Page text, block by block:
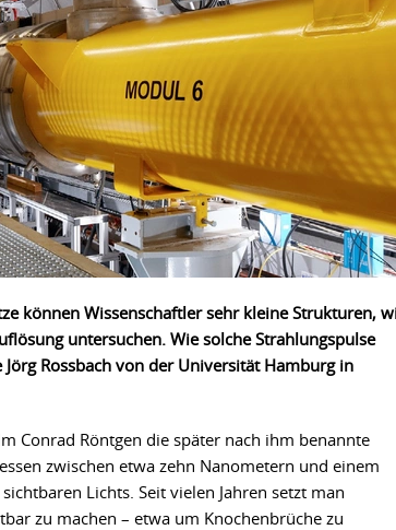
können Wissenschaftler sehr kleine Strukturen,
untersuchen. Wie solche Strahlungspulse
Rossbach von der Universität Hamburg in
Conrad Röntgen die später nach ihm benannte
zwischen etwa zehn Nanometern und einem
Lichts. Seit vielen Jahren setzt man
zu machen – etwa um Knochenbrüche zu